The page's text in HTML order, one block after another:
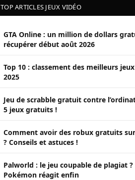
TOP ARTICLES JEUX VIDÉO
GTA Online : un million de dollars
récupérer début août 2026
Top 10 : classement des meilleurs jeux
2025
Jeu de scrabble gratuit contre
5 jeux gratuits !
Comment avoir des robux gratuits
? Conseils et astuces !
Palworld : le jeu coupable de plagiat ?
Pokémon réagit enfin